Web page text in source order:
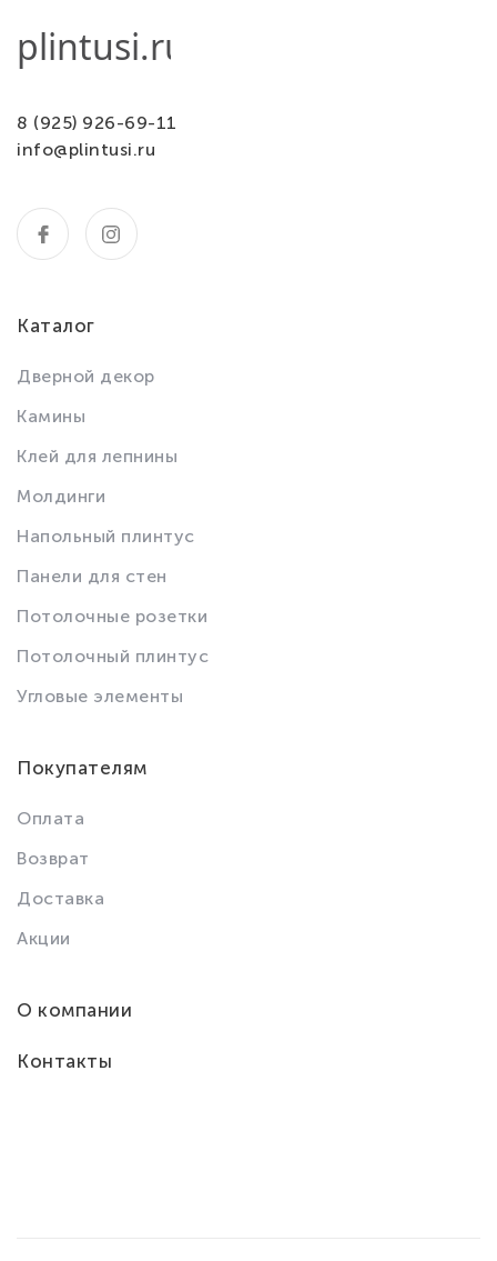
8 (925) 926-69-11
info@plintusi.ru
Каталог
Дверной декор
Камины
Клей для лепнины
Молдинги
Напольный плинтус
Панели для стен
Потолочные розетки
Потолочный плинтус
Угловые элементы
Покупателям
Оплата
Возврат
Доставка
Акции
О компании
Контакты